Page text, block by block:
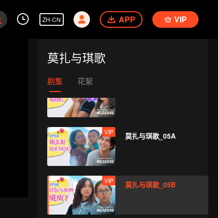
ZH-CN APP VIP
莫扎与琪歌
剧集 花絮
VIP 莫扎与琪歌_05A
VIP 莫扎与琪歌_05B